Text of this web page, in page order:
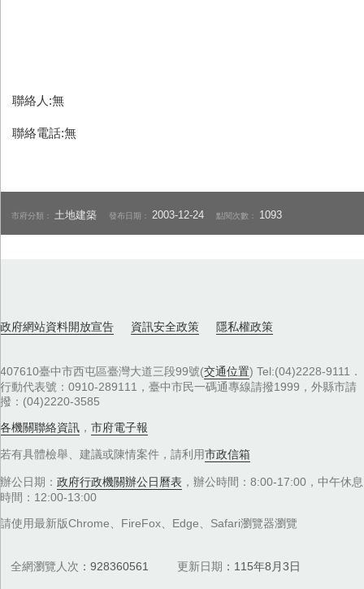
聯絡人:無
聯絡電話:無
市府分類： 土地建築 發布日期： 2003-12-24 點閱次數： 1093
政府網站資料開放宣告 資訊安全政策 隱私權政策
407610臺中市西屯區臺灣大道三段99號(交通位置) Tel:(04)2228-9111．
行動代表號：0910-289111，臺中市民一碼通專線請撥1999，外縣市請
撥：(04)2220-3585
各機關聯絡資訊 ， 市府電子報
若有具體檢舉、建議或陳情案件，請利用市政信箱
辦公日期： 政府行政機關辦公日曆表 ，辦公時間：8:00-17:00，中午休息
時間：12:00-13:00
請使用最新版Chrome、FireFox、Edge、Safari瀏覽器瀏覽
全網瀏覽人次 928360561 更新日期 115年8月3日